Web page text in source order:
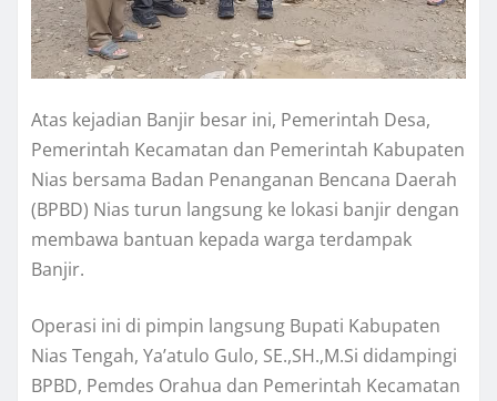
Atas kejadian Banjir besar ini, Pemerintah Desa,
Pemerintah Kecamatan dan Pemerintah Kabupaten
Nias bersama Badan Penanganan Bencana Daerah
(BPBD) Nias turun langsung ke lokasi banjir dengan
membawa bantuan kepada warga terdampak
Banjir.
Operasi ini di pimpin langsung Bupati Kabupaten
Nias Tengah, Ya’atulo Gulo, SE.,SH.,M.Si didampingi
BPBD, Pemdes Orahua dan Pemerintah Kecamatan